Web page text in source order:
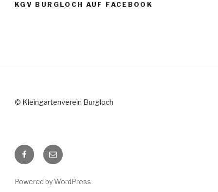
KGV BURGLOCH AUF FACEBOOK
© Kleingartenverein Burgloch
Facebook
E-
Mail
Powered by WordPress